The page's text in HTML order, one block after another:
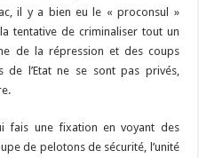
il y a bien eu le « proconsul »
tentative de criminaliser tout un
de la répression et des coups
l’Etat ne se sont pas privés,
fais une fixation en voyant des
de pelotons de sécurité, l’unité